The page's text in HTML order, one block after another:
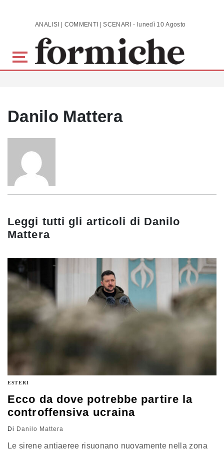
Skip to main content ANALISI | COMMENTI | SCENARI - lunedì 10 Agosto 2026
Danilo Mattera
Leggi tutti gli articoli di Danilo
Mattera
ESTERI
Ecco da dove potrebbe partire la
controffensiva ucraina
Di Danilo Mattera
Le sirene antiaeree risuonano nuovamente nella zona